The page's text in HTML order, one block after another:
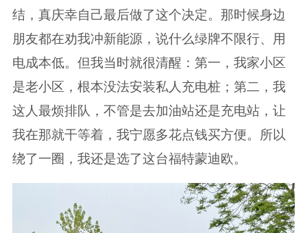
结，真庆幸自己最后做了这个决定。那时候身边
朋友都在劝我冲新能源，说什么绿牌不限行、用
电成本低。但我当时就很清醒：第一，我家小区
是老小区，根本没法安装私人充电桩；第二，我
这人最烦排队，不管是去加油站还是充电站，让
我在那就干等着，我宁愿多花点钱买方便。所以
绕了一圈，我还是选了这台福特蒙迪欧。